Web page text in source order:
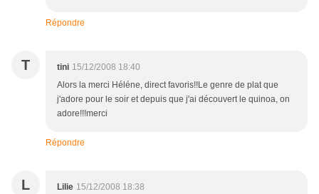
Répondre
T tini 15/12/2008 18:40
Alors la merci Héléne, direct favoris!!Le genre de plat que
j'adore pour le soir et depuis que j'ai découvert le quinoa, on
adore!!!merci
Répondre
L Lilie 15/12/2008 18:38